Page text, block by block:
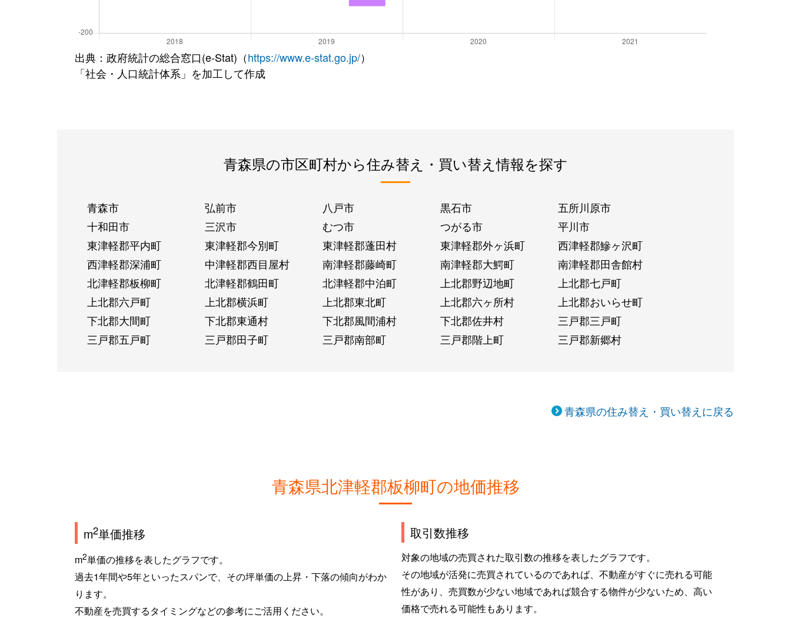
出典：政府統計の総合窓口(e-Stat)（https://www.e-stat.go.jp/）
「社会・人口統計体系」を加工して作成
青森県の市区町村から住み替え・買い替え情報を探す
青森市 弘前市 八戸市 黒石市
五所川原市
十和田市
三沢市 むつ市 つがる市
平川市
東津軽郡平内町
東津軽郡今別町 東津軽郡蓬田村 東津軽郡外ヶ浜町
西津軽郡鰺ヶ沢町
西津軽郡深浦町
中津軽郡西目屋村 南津軽郡藤崎町 南津軽郡大鰐町
南津軽郡田舎館村
北津軽郡板柳町
北津軽郡鶴田町 北津軽郡中泊町 上北郡野辺地町
上北郡七戸町
上北郡六戸町
上北郡横浜町 上北郡東北町 上北郡六ヶ所村
上北郡おいらせ町
下北郡大間町
下北郡東通村 下北郡風間浦村 下北郡佐井村
三戸郡三戸町
三戸郡五戸町
三戸郡田子町 三戸郡南部町 三戸郡階上町 三戸郡新郷村
青森県の住み替え・買い替えに戻る
青森県北津軽郡板柳町の地価推移
m2単価推移
m2単価の推移を表したグラフです。
過去1年間や5年といったスパンで、その坪単価の上昇・下落の傾向がわか
ります。
不動産を売買するタイミングなどの参考にご活用ください。
取引数推移
対象の地域の売買された取引数の推移を表したグラフです。
その地域が活発に売買されているのであれば、不動産がすぐに売れる可能
性があり、売買数が少ない地域であれば競合する物件が少ないため、高い
価格で売れる可能性もあります。